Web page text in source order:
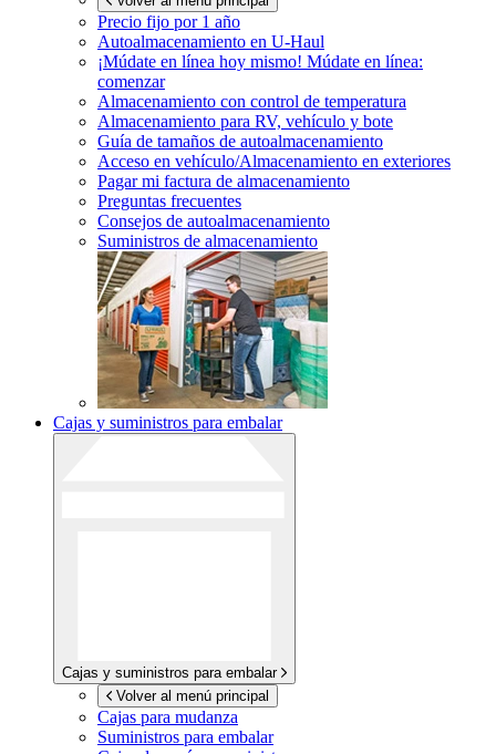
Precio fijo por 1 año
Autoalmacenamiento en U-Haul
¡Múdate en línea hoy mismo! Múdate en línea:
comenzar
Almacenamiento con control de temperatura
Almacenamiento para RV, vehículo y bote
Guía de tamaños de autoalmacenamiento
Acceso en vehículo/Almacenamiento en exteriores
Pagar mi factura de almacenamiento
Preguntas frecuentes
Consejos de autoalmacenamiento
Suministros de almacenamiento
Cajas y suministros para embalar
Cajas y suministros para embalar
Volver al menú principal
Cajas para mudanza
Suministros para embalar